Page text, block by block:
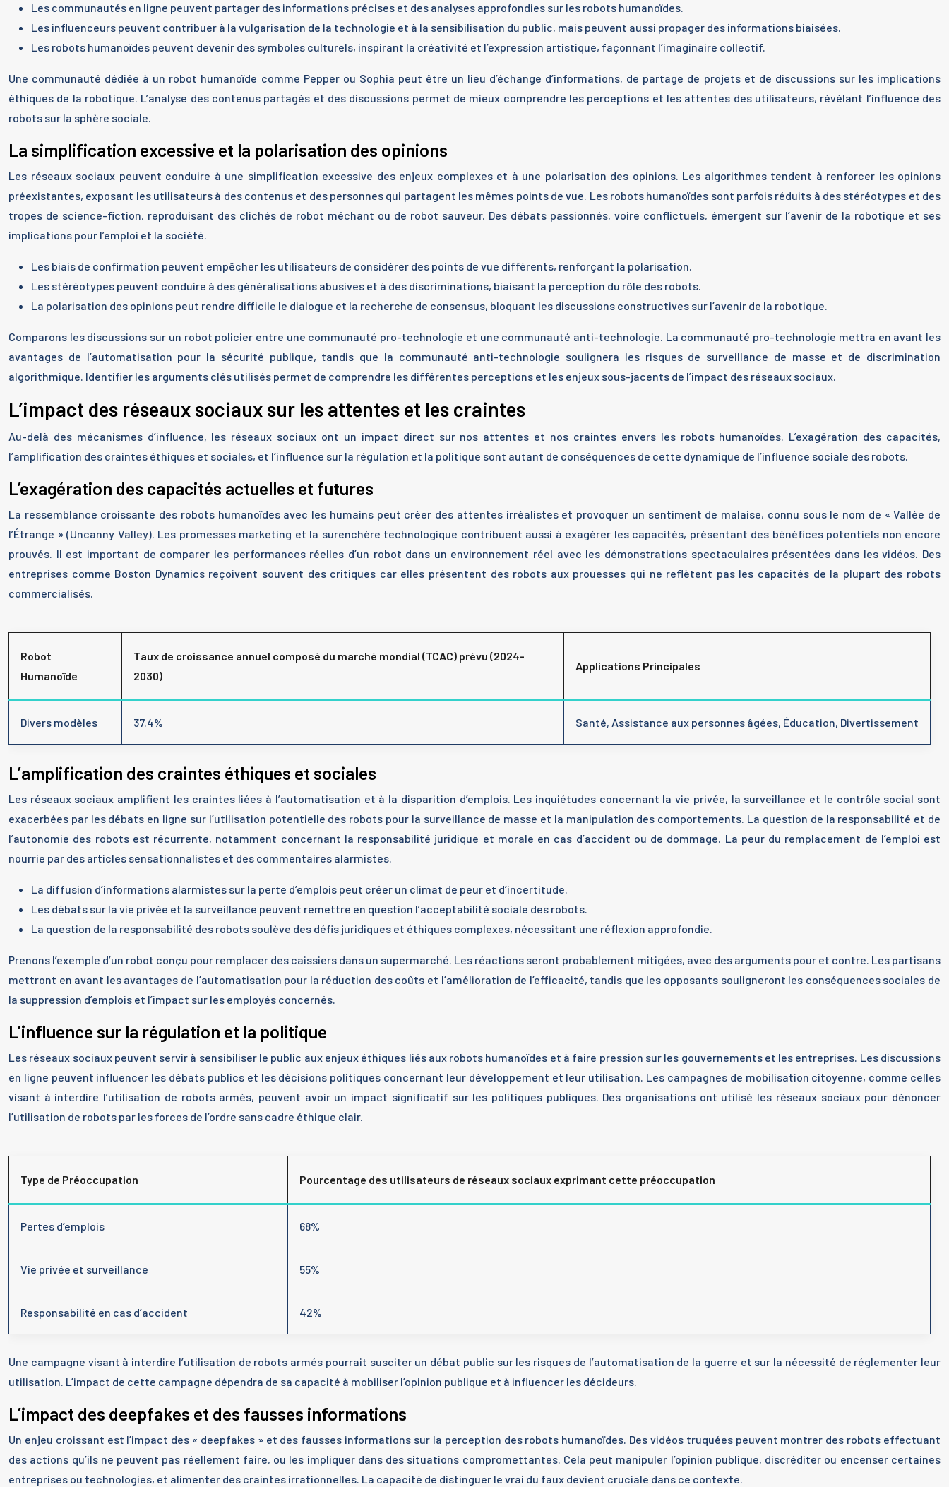
Les communautés en ligne peuvent partager des informations précises et des analyses approfondies sur les robots humanoïdes.
Les influenceurs peuvent contribuer à la vulgarisation de la technologie et à la sensibilisation du public, mais peuvent aussi propager des informations biaisées.
Les robots humanoïdes peuvent devenir des symboles culturels, inspirant la créativité et l’expression artistique, façonnant l’imaginaire collectif.
Une communauté dédiée à un robot humanoïde comme Pepper ou Sophia peut être un lieu d’échange d’informations, de partage de projets et de discussions sur les implications
éthiques de la robotique. L’analyse des contenus partagés et des discussions permet de mieux comprendre les perceptions et les attentes des utilisateurs, révélant l’influence des
robots sur la sphère sociale.
La simplification excessive et la polarisation des opinions
Les réseaux sociaux peuvent conduire à une simplification excessive des enjeux complexes et à une polarisation des opinions. Les algorithmes tendent à renforcer les opinions
préexistantes, exposant les utilisateurs à des contenus et des personnes qui partagent les mêmes points de vue. Les robots humanoïdes sont parfois réduits à des stéréotypes et des
tropes de science-fiction, reproduisant des clichés de robot méchant ou de robot sauveur. Des débats passionnés, voire conflictuels, émergent sur l’avenir de la robotique et ses
implications pour l’emploi et la société.
Les biais de confirmation peuvent empêcher les utilisateurs de considérer des points de vue différents, renforçant la polarisation.
Les stéréotypes peuvent conduire à des généralisations abusives et à des discriminations, biaisant la perception du rôle des robots.
La polarisation des opinions peut rendre difficile le dialogue et la recherche de consensus, bloquant les discussions constructives sur l’avenir de la robotique.
Comparons les discussions sur un robot policier entre une communauté pro-technologie et une communauté anti-technologie. La communauté pro-technologie mettra en avant les
avantages de l’automatisation pour la sécurité publique, tandis que la communauté anti-technologie soulignera les risques de surveillance de masse et de discrimination
algorithmique. Identifier les arguments clés utilisés permet de comprendre les différentes perceptions et les enjeux sous-jacents de l’impact des réseaux sociaux.
L’impact des réseaux sociaux sur les attentes et les craintes
Au-delà des mécanismes d’influence, les réseaux sociaux ont un impact direct sur nos attentes et nos craintes envers les robots humanoïdes. L’exagération des capacités,
l’amplification des craintes éthiques et sociales, et l’influence sur la régulation et la politique sont autant de conséquences de cette dynamique de l’influence sociale des robots.
L’exagération des capacités actuelles et futures
La ressemblance croissante des robots humanoïdes avec les humains peut créer des attentes irréalistes et provoquer un sentiment de malaise, connu sous le nom de « Vallée de
l’Étrange » (Uncanny Valley). Les promesses marketing et la surenchère technologique contribuent aussi à exagérer les capacités, présentant des bénéfices potentiels non encore
prouvés. Il est important de comparer les performances réelles d’un robot dans un environnement réel avec les démonstrations spectaculaires présentées dans les vidéos. Des
entreprises comme Boston Dynamics reçoivent souvent des critiques car elles présentent des robots aux prouesses qui ne reflètent pas les capacités de la plupart des robots
commercialisés.
Robot
Humanoïde
Taux de croissance annuel composé du marché mondial (TCAC) prévu (2024-
2030)
Applications Principales
Divers modèles 37.4% Santé, Assistance aux personnes âgées, Éducation, Divertissement
L’amplification des craintes éthiques et sociales
Les réseaux sociaux amplifient les craintes liées à l’automatisation et à la disparition d’emplois. Les inquiétudes concernant la vie privée, la surveillance et le contrôle social sont
exacerbées par les débats en ligne sur l’utilisation potentielle des robots pour la surveillance de masse et la manipulation des comportements. La question de la responsabilité et de
l’autonomie des robots est récurrente, notamment concernant la responsabilité juridique et morale en cas d’accident ou de dommage. La peur du remplacement de l’emploi est
nourrie par des articles sensationnalistes et des commentaires alarmistes.
La diffusion d’informations alarmistes sur la perte d’emplois peut créer un climat de peur et d’incertitude.
Les débats sur la vie privée et la surveillance peuvent remettre en question l’acceptabilité sociale des robots.
La question de la responsabilité des robots soulève des défis juridiques et éthiques complexes, nécessitant une réflexion approfondie.
Prenons l’exemple d’un robot conçu pour remplacer des caissiers dans un supermarché. Les réactions seront probablement mitigées, avec des arguments pour et contre. Les partisans
mettront en avant les avantages de l’automatisation pour la réduction des coûts et l’amélioration de l’efficacité, tandis que les opposants souligneront les conséquences sociales de
la suppression d’emplois et l’impact sur les employés concernés.
L’influence sur la régulation et la politique
Les réseaux sociaux peuvent servir à sensibiliser le public aux enjeux éthiques liés aux robots humanoïdes et à faire pression sur les gouvernements et les entreprises. Les discussions
en ligne peuvent influencer les débats publics et les décisions politiques concernant leur développement et leur utilisation. Les campagnes de mobilisation citoyenne, comme celles
visant à interdire l’utilisation de robots armés, peuvent avoir un impact significatif sur les politiques publiques. Des organisations ont utilisé les réseaux sociaux pour dénoncer
l’utilisation de robots par les forces de l’ordre sans cadre éthique clair.
Type de Préoccupation Pourcentage des utilisateurs de réseaux sociaux exprimant cette préoccupation
Pertes d’emplois 68%
Vie privée et surveillance 55%
Responsabilité en cas d’accident 42%
Une campagne visant à interdire l’utilisation de robots armés pourrait susciter un débat public sur les risques de l’automatisation de la guerre et sur la nécessité de réglementer leur
utilisation. L’impact de cette campagne dépendra de sa capacité à mobiliser l’opinion publique et à influencer les décideurs.
L’impact des deepfakes et des fausses informations
Un enjeu croissant est l’impact des « deepfakes » et des fausses informations sur la perception des robots humanoïdes. Des vidéos truquées peuvent montrer des robots effectuant
des actions qu’ils ne peuvent pas réellement faire, ou les impliquer dans des situations compromettantes. Cela peut manipuler l’opinion publique, discréditer ou encenser certaines
entreprises ou technologies, et alimenter des craintes irrationnelles. La capacité de distinguer le vrai du faux devient cruciale dans ce contexte.